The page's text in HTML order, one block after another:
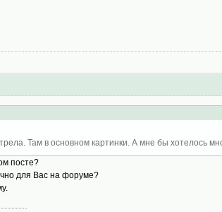
Там в основном картинки. А мне бы хотелось
посте?
для Вас на форуме?